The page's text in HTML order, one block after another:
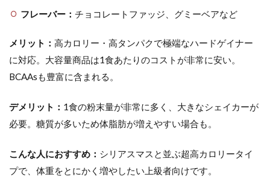
フレーバー： チョコレートファッジ、グミーベアなど
メリット： 高カロリー・高タンパクで極端なハードゲイナー
に対応。大容量商品は1食あたりのコストが非常に安い。
BCAAsも豊富に含まれる。
デメリット： 1食の粉末量が非常に多く、大きなシェイカーが
必要。糖質が多いため体脂肪が増えやすい場合も。
こんな人におすすめ： シリアスマスと並ぶ超高カロリータイ
プで、体重をとにかく増やしたい上級者向けです。